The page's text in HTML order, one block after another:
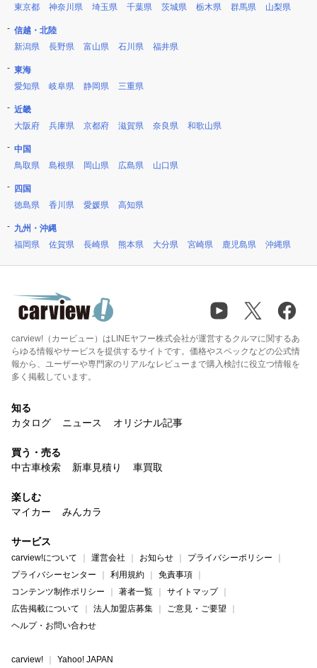
東京都
神奈川県 埼玉県 千葉県 茨城県 栃木県 群馬県 山梨県
信越・北陸
新潟県
長野県 富山県 石川県 福井県
東海
愛知県
岐阜県 静岡県 三重県
近畿
大阪府
兵庫県 京都府 滋賀県 奈良県 和歌山県
中国
鳥取県
島根県 岡山県 広島県 山口県
四国
徳島県
香川県 愛媛県 高知県
九州・沖縄
福岡県
佐賀県 長崎県 熊本県 大分県 宮崎県 鹿児島県 沖縄県
carview!（カービュー）はLINEヤフー株式会社が運営するクルマに関するあ
らゆる情報やサービスを提供するサイトです。価格やスペックなどの公式情
報から、ユーザーや専門家のリアルなレビューまで購入検討に役立つ情報を
多く掲載しています。
知る
カタログ
ニュース オリジナル記事
買う・売る
中古車検索
新車見積り 車買取
楽しむ
マイカー
みんカラ
サービス
carview!について 運営会社 お知らせ
プライバシーポリシー
プライバシーセンター
利用規約
免責事項
コンテンツ制作ポリシー
著者一覧
サイトマップ
広告掲載について
法人加盟店募集
ご意見・ご要望
ヘルプ・お問い合わせ
carview! Yahoo! JAPAN